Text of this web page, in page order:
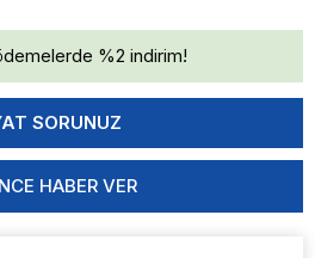
%2 indirim!
HABER VER